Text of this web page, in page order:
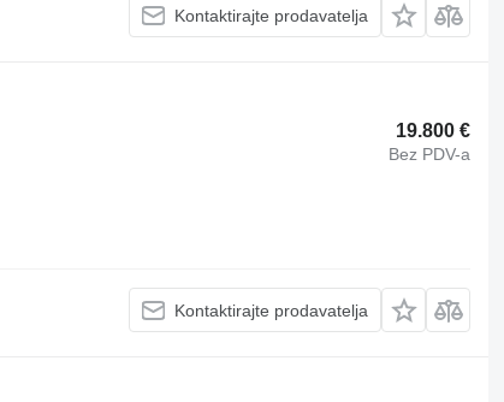
Kontaktirajte prodavatelja
19.800 €
Bez PDV-a
Kontaktirajte prodavatelja